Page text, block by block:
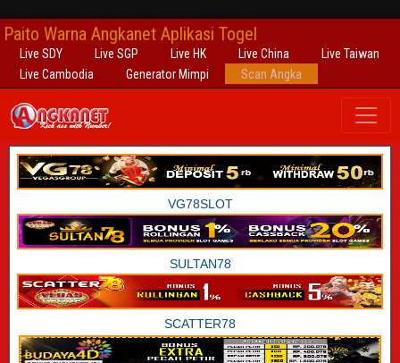
Paito Warna Angkanet Aplikasi Togel
Live SDY Live SGP Live HK Live China
Live Taiwan
Live Cambodia
Generator Mimpi Scan Angka
VG78SLOT
SULTAN78
SCATTER78